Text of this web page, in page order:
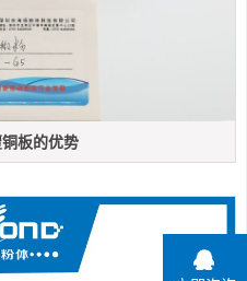
板的优势